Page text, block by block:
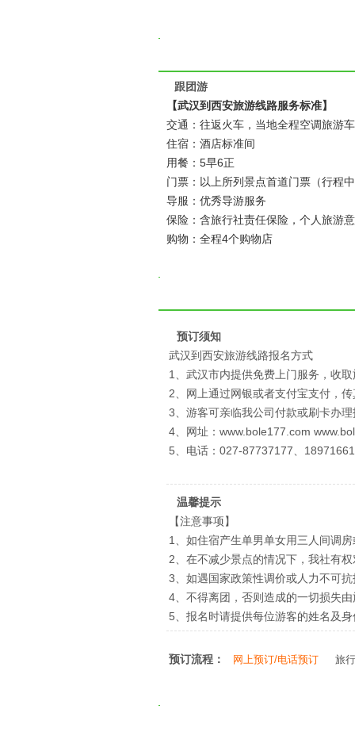
跟团游
【武汉到西安旅游线路服务标准】
交通：往返火车，当地全程空调旅游车
住宿：酒店标准间
用餐：5早6正
门票：以上所列景点首道门票（行程
导服：优秀导游服务
保险：含旅行社责任保险，个人旅游
购物：全程4个购物店
预订须知
武汉到西安旅游线路报名方式
1、武汉市内提供免费上门服务，收
2、网上通过网银或者支付宝支付，
3、游客可亲临我公司付款或刷卡办
4、网址：www.bole177.com
5、电话：027-87737177、
温馨提示
【注意事项】
1、如住宿产生单男单女用三人间调
2、在不减少景点的情况下，我社有
3、如遇国家政策性调价或人力不可
4、不得离团，否则造成的一切损失
5、报名时请提供每位游客的姓名及
预订流程： 网上预订/电话预订 旅